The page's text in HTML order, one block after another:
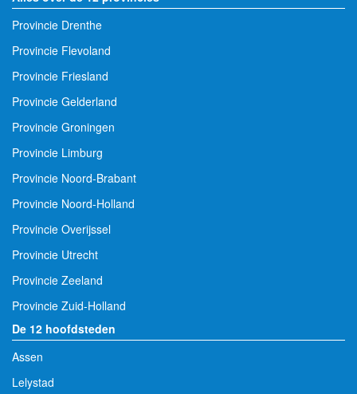
Provincie Drenthe
Provincie Flevoland
Provincie Friesland
Provincie Gelderland
Provincie Groningen
Provincie Limburg
Provincie Noord-Brabant
Provincie Noord-Holland
Provincie Overijssel
Provincie Utrecht
Provincie Zeeland
Provincie Zuid-Holland
De 12 hoofdsteden
Assen
Lelystad